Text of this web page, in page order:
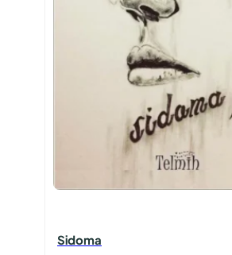
Sidoma